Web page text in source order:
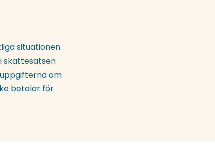
situationen.
skattesatsen
om
betalar för